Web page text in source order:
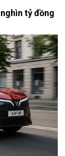
tỷ đồng